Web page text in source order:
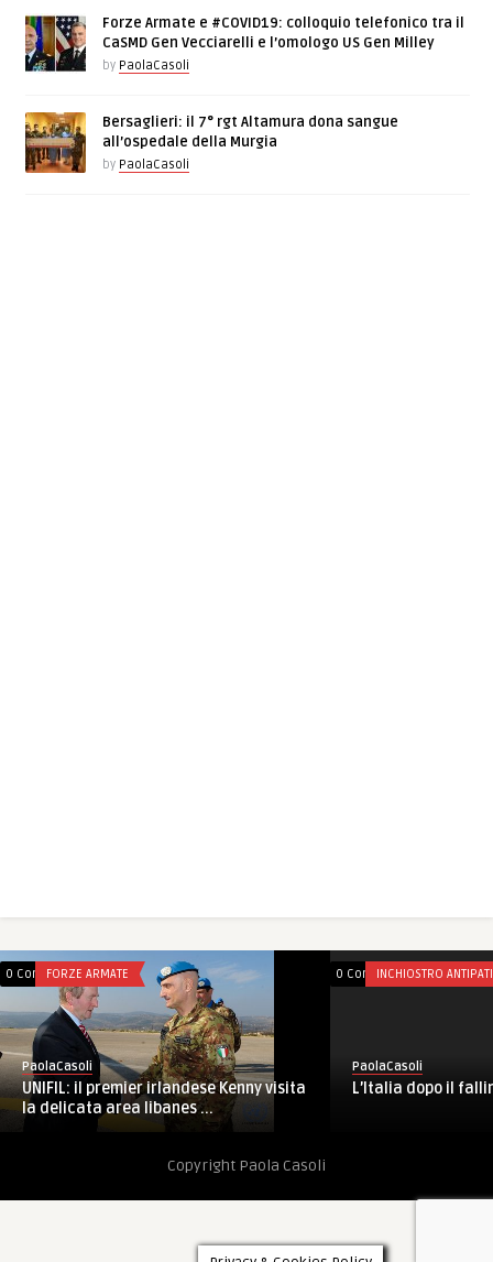
Forze Armate e #COVID19: colloquio telefonico tra il
CaSMD Gen Vecciarelli e l’omologo US Gen Milley
by PaolaCasoli
Bersaglieri: il 7° rgt Altamura dona sangue
all’ospedale della Murgia
by PaolaCasoli
0 CommentsFORZE ARMATE
PaolaCasoli
UNIFIL: il premier irlandese Kenny visita
la delicata area libanes ...
0 Comments
INCHIOSTRO
PaolaCasoli
L’Italia dopo il
Copyright Paola Casoli